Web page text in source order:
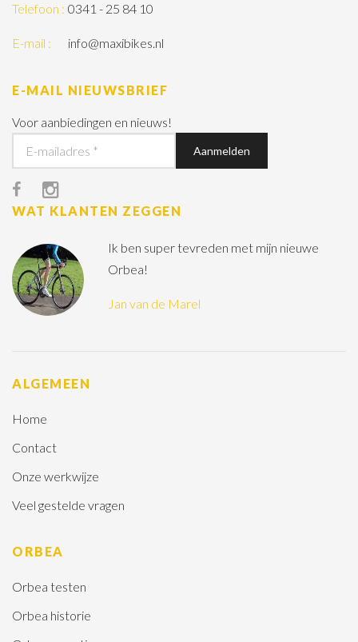
Telefoon : 0341 - 25 84 10
E-mail : info@maxibikes.nl
E-MAIL NIEUWSBRIEF
Voor aanbiedingen en nieuws!
WAT KLANTEN ZEGGEN
Ik ben super tevreden met mijn nieuwe
Orbea!
Jan van de Marel
ALGEMEEN
Home
Contact
Onze werkwijze
Veel gestelde vragen
ORBEA
Orbea testen
Orbea historie